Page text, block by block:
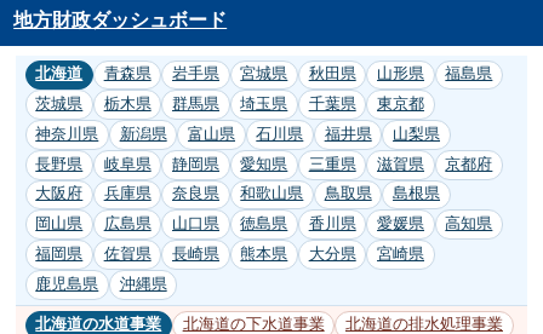
地方財政ダッシュボード
北海道 青森県 岩手県 宮城県 秋田県 山形県
福島県
茨城県
栃木県 群馬県 埼玉県 千葉県
東京都
神奈川県
新潟県 富山県 石川県 福井県
山梨県
長野県
岐阜県 静岡県 愛知県 三重県 滋賀県
京都府
大阪府
兵庫県 奈良県 和歌山県 鳥取県
島根県
岡山県
広島県 山口県 徳島県 香川県 愛媛県
高知県
福岡県
佐賀県 長崎県 熊本県 大分県
宮崎県
鹿児島県
沖縄県
北海道の水道事業 北海道の下水道事業
北海道の排水処理事業